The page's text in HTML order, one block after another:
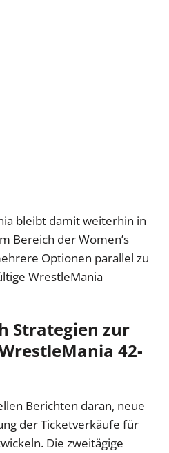
bleibt damit weiterhin in
Bereich der Women’s
Optionen parallel zu
WrestleMania
Strategien zur
42-
Berichten daran, neue
der Ticketverkäufe für
Die zweitägige